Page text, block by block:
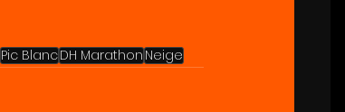
Pic BlancDH MarathonNeige